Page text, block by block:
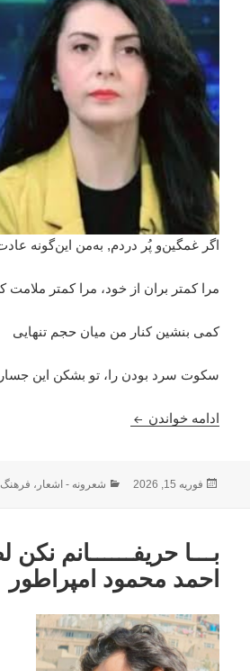
اگر غمگین‌و پُر دردم, به‌من این‌گونه
مرا کمتر بران از خود، مرا کمتر ملامت
کمی بنشین کنار من میان حجم تنهایی
سکوت سرد بودن را، تو بشکن این
ادامه خواندن به‌من این‌گونه عادت کن:
ارسال
فوریه 15, 2026 دسته‌ها
شعرونه - اشعار ، فرهنگ
بـــا حریفــــــانم
احمد محمود امپراطور